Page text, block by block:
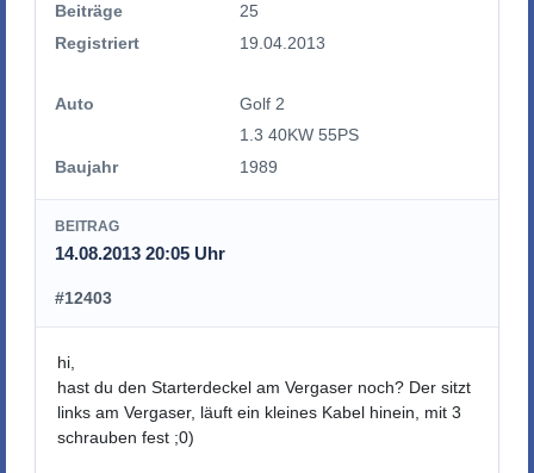
Beiträge
25
Registriert
19.04.2013
Auto
Golf 2
1.3 40KW 55PS
Baujahr
1989
BEITRAG
14.08.2013 20:05 Uhr
#12403
hi,
hast du den Starterdeckel am Vergaser noch? Der sitzt
links am Vergaser, läuft ein kleines Kabel hinein, mit 3
schrauben fest ;0)